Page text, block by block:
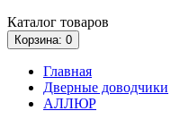
Каталог товаров
Корзина: 0
Главная
Дверные доводчики
АЛЛЮР